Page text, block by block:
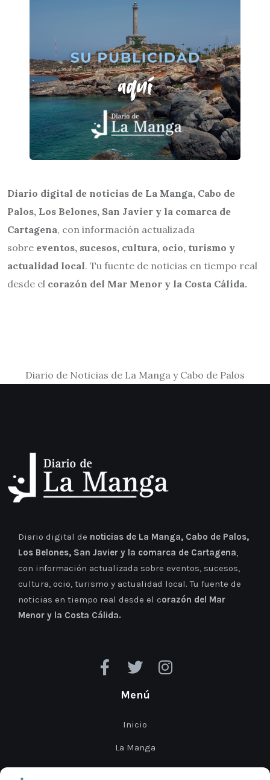
Diario digital de noticias de La Manga, Cabo de
Palos, Los Belones, San Javier y la comarca de
Cartagena, con información actualizada
sobre eventos, sucesos, cultura, ocio, turismo y
actualidad local. Tu fuente de noticias en tiempo real
desde el corazón del Mar Menor y la Costa Cálida.
Diario de Noticias de La Manga y Cabo de Palos
Diario digital de noticias de La Manga, Cabo de Palos,
Los Belones, San Javier y la comarca de Cartagena,
con información actualizada sobre eventos, sucesos,
cultura, ocio, turismo y actualidad local. Tu fuente de
noticias en tiempo real desde el corazón del Mar
Menor y la Costa Cálida.
Menú
Inicio
La Manga
Cabo de Palos